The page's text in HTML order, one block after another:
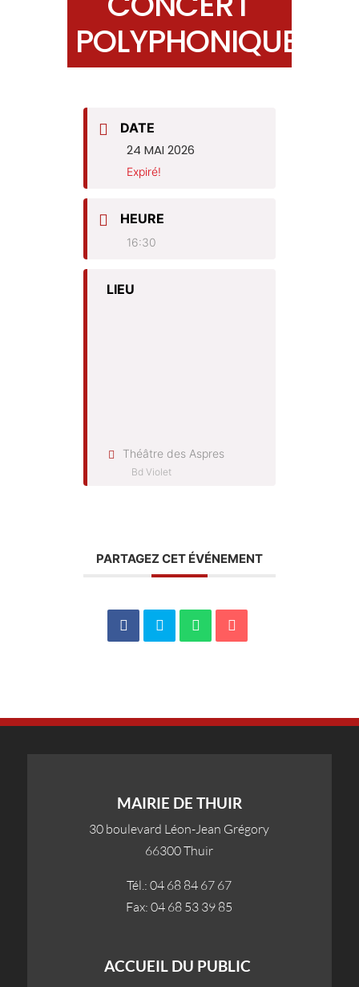
POLYPHONIQUE
DATE
24 MAI 2026
Expiré!
HEURE
16:30
LIEU
Théâtre des Aspres
Bd Violet
PARTAGEZ CET ÉVÉNEMENT
MAIRIE DE THUIR
30 boulevard Léon-Jean Grégory
66300 Thuir
Tél.: 04 68 84 67 67
Fax: 04 68 53 39 85
ACCUEIL DU PUBLIC